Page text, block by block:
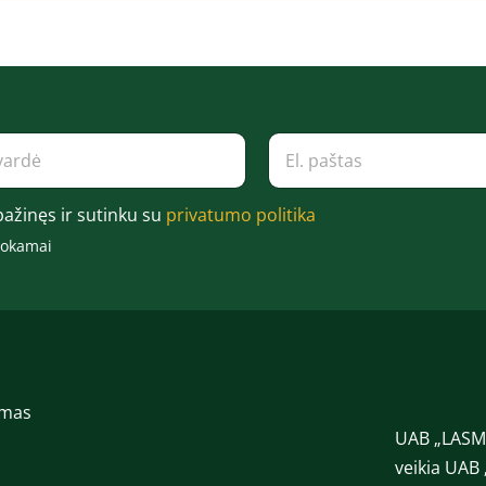
E
.
a
ir sutinku su privatumo politika
UAB
veikia UAB